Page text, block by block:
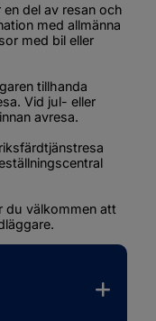
del av resan och
med allmänna
med bil eller
tillhanda
Vid jul- eller
avresa.
du välkommen att